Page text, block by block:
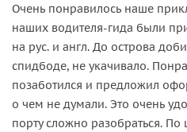
Очень понравилось наше
наших водителя-гида были
на рус. и англ. До острова
спидбоде, не укачивало.
позаботился и предложил
о чем не думали. Это очень
порту сложно разобраться.